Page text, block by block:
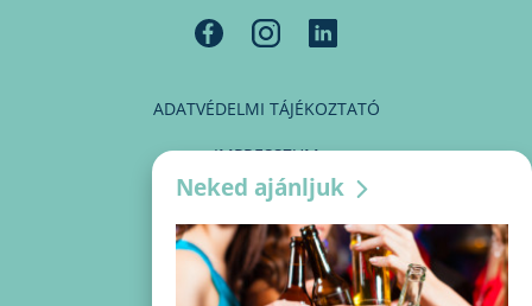
ADATVÉDELMI TÁJÉKOZTATÓ
IMPRESSZUM
MÉDIAAJÁNLAT
PARTNEREINK
KAPCSOLAT
Neked ajánljuk